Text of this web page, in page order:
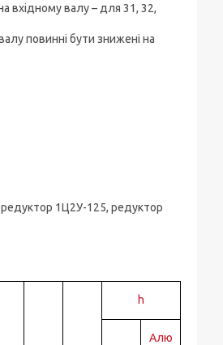
вхідному валу – для 31, 32,
повинні бути знижені на
1Ц2У-125, редуктор
h
Алю